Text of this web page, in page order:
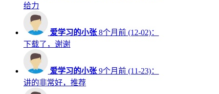
给力
爱学习的小张 8个月前 (12-02)：
下载了，谢谢
爱学习的小张 9个月前 (11-23)：
讲的非常好，推荐